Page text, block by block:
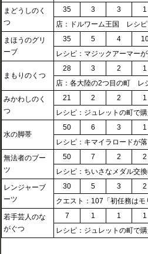
まどうしのく
つ
35 3 3 1
店：ドルワーム王国 レシ
まほうのグリ
ーブ
35 5 4
レシピ：マジックアーマー
まもりのくつ
28 3 2 1
店：各大陸の2つ目の町 レ
みかわしのく
つ
21 2 2 1
レシピ：ジュレットの町で購
水の脚帯
50 6 3 1
レシピ：キマイラロードが
無法者のブー
ツ
50 7 2 2
レシピ：ちいさなメダル交
レンジャーブ
ーツ
30 5 3 2
クエスト：107「初任務はモ
若手芸人のな
がぐつ
7 1 1 1
レシピ：ジュレットの町で購